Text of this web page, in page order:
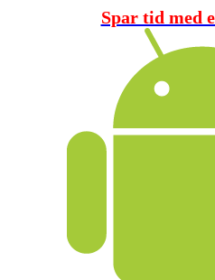
Spar tid med